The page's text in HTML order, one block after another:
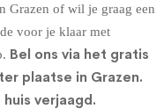
Grazen of wil je graag een
voor je klaar met
Bel ons via het gratis
plaatse in Grazen.
verjaagd.